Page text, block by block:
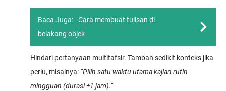
Baca Juga:
Cara membuat tulisan di
belakang objek
Hindari pertanyaan multitafsir. Tambah sedikit konteks jika
perlu, misalnya: “Pilih satu waktu utama kajian rutin
mingguan (durasi ±1 jam).”